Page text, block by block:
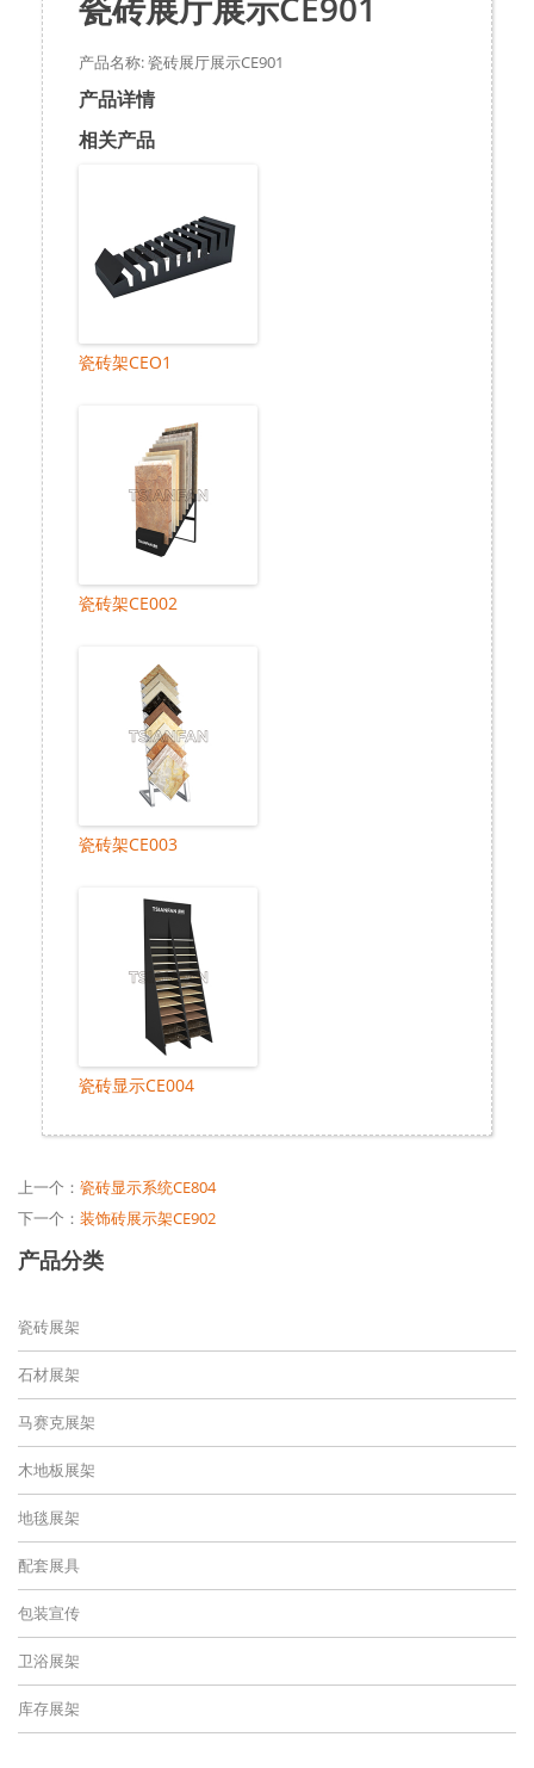
产品名称: 瓷砖展厅展示CE901
产品详情
相关产品
瓷砖架CEO1
瓷砖架CE002
瓷砖架CE003
瓷砖显示CE004
上一个： 瓷砖显示系统CE804
下一个： 装饰砖展示架CE902
产品分类
瓷砖展架
石材展架
马赛克展架
木地板展架
地毯展架
配套展具
包装宣传
卫浴展架
库存展架